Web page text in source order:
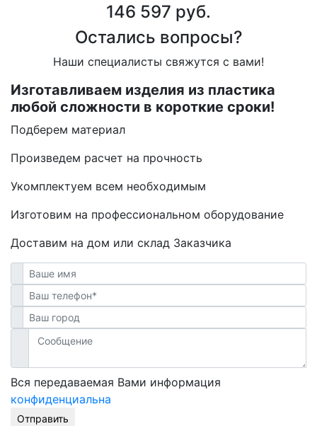
146 597 руб.
Остались вопросы?
Наши специалисты свяжутся с вами!
Изготавливаем изделия из пластика
любой сложности в короткие сроки!
Подберем материал
Произведем расчет на прочность
Укомплектуем всем необходимым
Изготовим на профессиональном оборудование
Доставим на дом или склад Заказчика
Вся передаваемая Вами информация
конфиденциальна
Отправить